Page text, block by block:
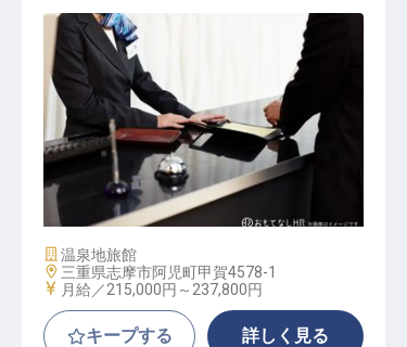
サービス総合職（接客係）
施設業態
温泉地旅館
勤務地
三重県志摩市阿児町甲賀4578-1
給与
月給／215,000円～ 237,800円
キープする 詳しく見る